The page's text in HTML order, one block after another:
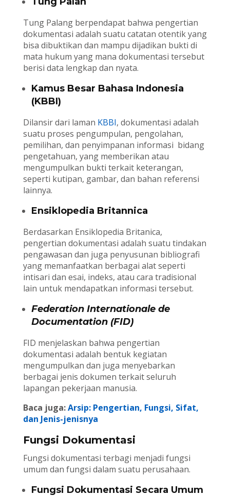
Tung Palang berpendapat bahwa pengertian
dokumentasi adalah suatu catatan otentik yang
bisa dibuktikan dan mampu dijadikan bukti di
mata hukum yang mana dokumentasi tersebut
berisi data lengkap dan nyata.
Kamus Besar Bahasa Indonesia
(KBBI)
Dilansir dari laman KBBI, dokumentasi adalah
suatu proses pengumpulan, pengolahan,
pemilihan, dan penyimpanan informasi bidang
pengetahuan, yang memberikan atau
mengumpulkan bukti terkait keterangan,
seperti kutipan, gambar, dan bahan referensi
lainnya.
Ensiklopedia Britannica
Berdasarkan Ensiklopedia Britanica,
pengertian dokumentasi adalah suatu tindakan
pengawasan dan juga penyusunan bibliografi
yang memanfaatkan berbagai alat seperti
intisari dan esai, indeks, atau cara tradisional
lain untuk mendapatkan informasi tersebut.
Federation Internationale de
Documentation (FID)
FID menjelaskan bahwa pengertian
dokumentasi adalah bentuk kegiatan
mengumpulkan dan juga menyebarkan
berbagai jenis dokumen terkait seluruh
lapangan pekerjaan manusia.
Baca juga:Arsip: Pengertian, Fungsi, Sifat,
dan Jenis-jenisnya
Fungsi Dokumentasi
Fungsi dokumentasi terbagi menjadi fungsi
umum dan fungsi dalam suatu perusahaan.
Fungsi Dokumentasi Secara Umum